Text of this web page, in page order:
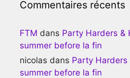
Commentaires récents
FTM dans Party Harders &
summer before la fin
nicolas dans Party
summer before la fin